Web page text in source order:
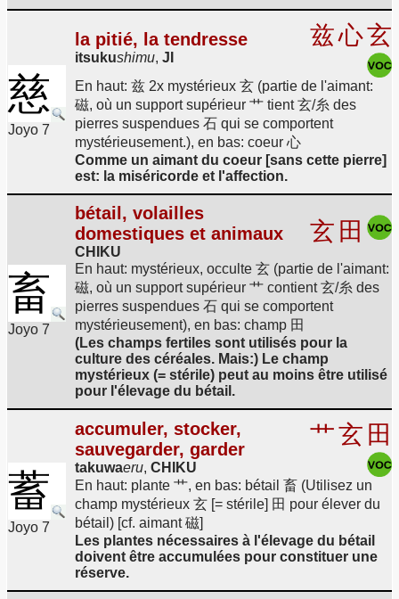
慈
Joyo 7
la pitié, la tendresse
itsukushimu, JI
兹心玄
En haut: 兹 2x mystérieux 玄 (partie de l'aimant:
磁, où un support supérieur 艹 tient 玄/糸 des
pierres suspendues 石 qui se comportent
mystérieusement.), en bas: coeur 心
Comme un aimant du coeur [sans cette pierre]
est: la miséricorde et l'affection.
畜
Joyo 7
bétail, volailles
domestiques et animaux
CHIKU
玄 田
En haut: mystérieux, occulte 玄 (partie de l'aimant:
磁, où un support supérieur 艹 contient 玄/糸 des
pierres suspendues 石 qui se comportent
mystérieusement), en bas: champ 田
(Les champs fertiles sont utilisés pour la
culture des céréales. Mais:) Le champ
mystérieux (= stérile) peut au moins être utilisé
pour l'élevage du bétail.
蓄
Joyo 7
accumuler, stocker,
sauvegarder, garder
takuwaeru, CHIKU
艹玄 田
En haut: plante 艹, en bas: bétail 畜 (Utilisez un
champ mystérieux 玄 [= stérile] 田 pour élever du
bétail) [cf. aimant 磁]
Les plantes nécessaires à l'élevage du bétail
doivent être accumulées pour constituer une
réserve.